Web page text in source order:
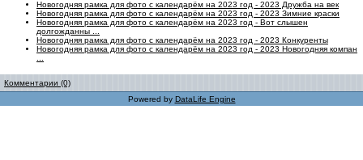
Новогодняя рамка для фото с календарём на 2023 год - 2023 Дружба на век
Новогодняя рамка для фото с календарём на 2023 год - 2023 Зимние краски
Новогодняя рамка для фото с календарём на 2023 год - Вот слышен
долгожданны ...
Новогодняя рамка для фото с календарём на 2023 год - 2023 Конкуренты
Новогодняя рамка для фото с календарём на 2023 год - 2023 Новогодняя компан
Комментарии (0)
Powered by DataLife Engine